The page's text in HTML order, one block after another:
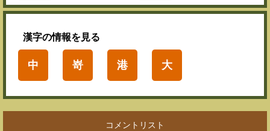
漢字の情報を見る
中 嵜 港 大
コメントリスト